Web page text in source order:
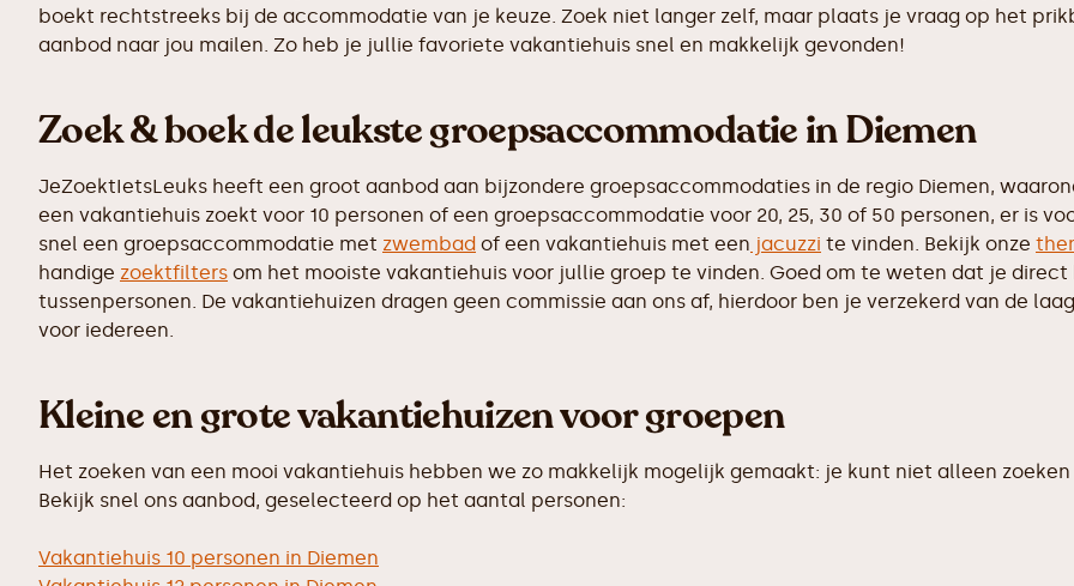
boekt rechtstreeks bij de accommodatie van je keuze. Zoek niet langer zelf, maar plaats je vraag op het
aanbod naar jou mailen. Zo heb je jullie favoriete vakantiehuis snel en makkelijk gevonden!
Zoek & boek de leukste groepsaccommodatie in Diemen
JeZoektIetsLeuks heeft een groot aanbod aan bijzondere groepsaccommodaties in de regio Diemen,
een vakantiehuis zoekt voor 10 personen of een groepsaccommodatie voor 20, 25, 30 of 50 personen, er is
snel een groepsaccommodatie met zwembad of een vakantiehuis met een jacuzzi te vinden. Bekijk onze
handige zoektfilters om het mooiste vakantiehuis voor jullie groep te vinden. Goed om te weten dat je
tussenpersonen. De vakantiehuizen dragen geen commissie aan ons af, hierdoor ben je verzekerd van de
voor iedereen.
Kleine en grote vakantiehuizen voor groepen
Het zoeken van een mooi vakantiehuis hebben we zo makkelijk mogelijk gemaakt: je kunt niet alleen
Bekijk snel ons aanbod, geselecteerd op het aantal personen:
Vakantiehuis 10 personen in Diemen